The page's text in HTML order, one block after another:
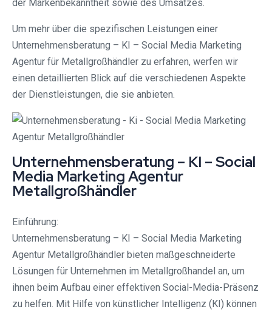
der Markenbekanntheit sowie des Umsatzes.
Um mehr über die spezifischen Leistungen einer
Unternehmensberatung – KI – Social Media Marketing
Agentur für Metallgroßhändler zu erfahren, werfen wir
einen detaillierten Blick auf die verschiedenen Aspekte
der Dienstleistungen, die sie anbieten.
Unternehmensberatung – KI – Social
Media Marketing Agentur
Metallgroßhändler
Einführung:
Unternehmensberatung – KI – Social Media Marketing
Agentur Metallgroßhändler bieten maßgeschneiderte
Lösungen für Unternehmen im Metallgroßhandel an, um
ihnen beim Aufbau einer effektiven Social-Media-Präsenz
zu helfen. Mit Hilfe von künstlicher Intelligenz (KI) können